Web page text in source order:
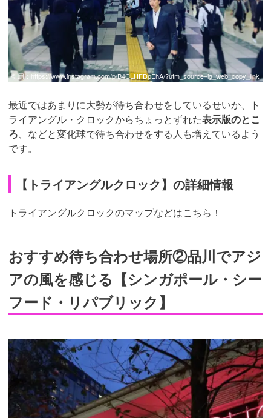
引用： https://www.instagram.com/p/B4CLHFDpEhA/?utm_source=ig_web_copy_link
最近ではあまりに大勢が待ち合わせをしているせいか、ト
ライアングル・クロックからちょっとずれた表示版のとこ
ろ、などと変化球で待ち合わせをする人も増えているよう
です。
【トライアングルクロック】の詳細情報
トライアングルクロックのマップなどはこちら！
おすすめ待ち合わせ場所②品川でアジ
アの風を感じる【シンガポール・シー
フード・リパブリック】